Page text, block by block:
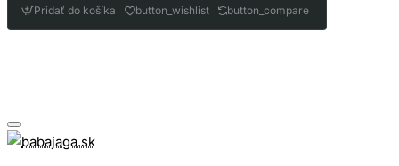
Pridať do košíka button_wishlist button_compare